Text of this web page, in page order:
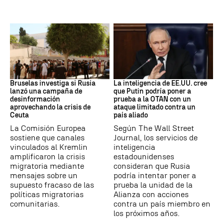
Desinformación rusa
Bruselas investiga si Rusia
lanzó una campaña de
desinformación
aprovechando la crisis de
Ceuta
La Comisión Europea
sostiene que canales
vinculados al Kremlin
amplificaron la crisis
migratoria mediante
mensajes sobre un
supuesto fracaso de las
políticas migratorias
comunitarias.
OTAN
La inteligencia de EE.UU. cree
que Putin podría poner a
prueba a la OTAN con un
ataque limitado contra un
país aliado
Según The Wall Street
Journal, los servicios de
inteligencia
estadounidenses
consideran que Rusia
podría intentar poner a
prueba la unidad de la
Alianza con acciones
contra un país miembro en
los próximos años.